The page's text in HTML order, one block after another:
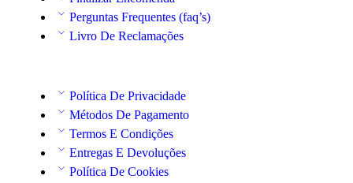
Perguntas Frequentes (faq’s)
Livro De Reclamações
Política De Privacidade
Métodos De Pagamento
Termos E Condições
Entregas E Devoluções
Política De Cookies